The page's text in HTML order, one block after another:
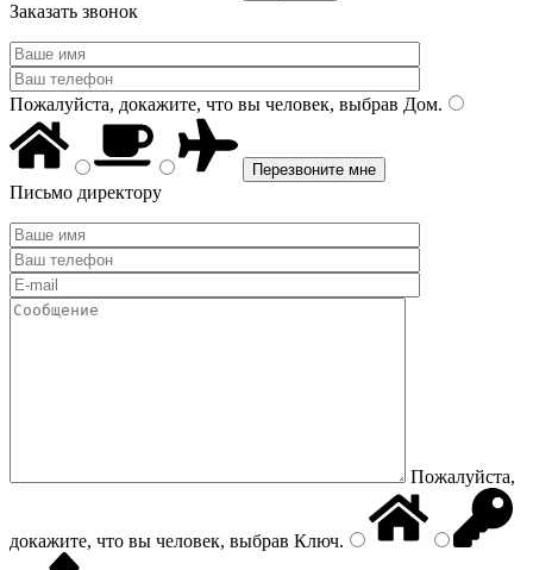
Заказать звонок
Пожалуйста, докажите, что вы человек, выбрав Дом.
Письмо директору
Пожалуйста,
докажите, что вы человек, выбрав Ключ.